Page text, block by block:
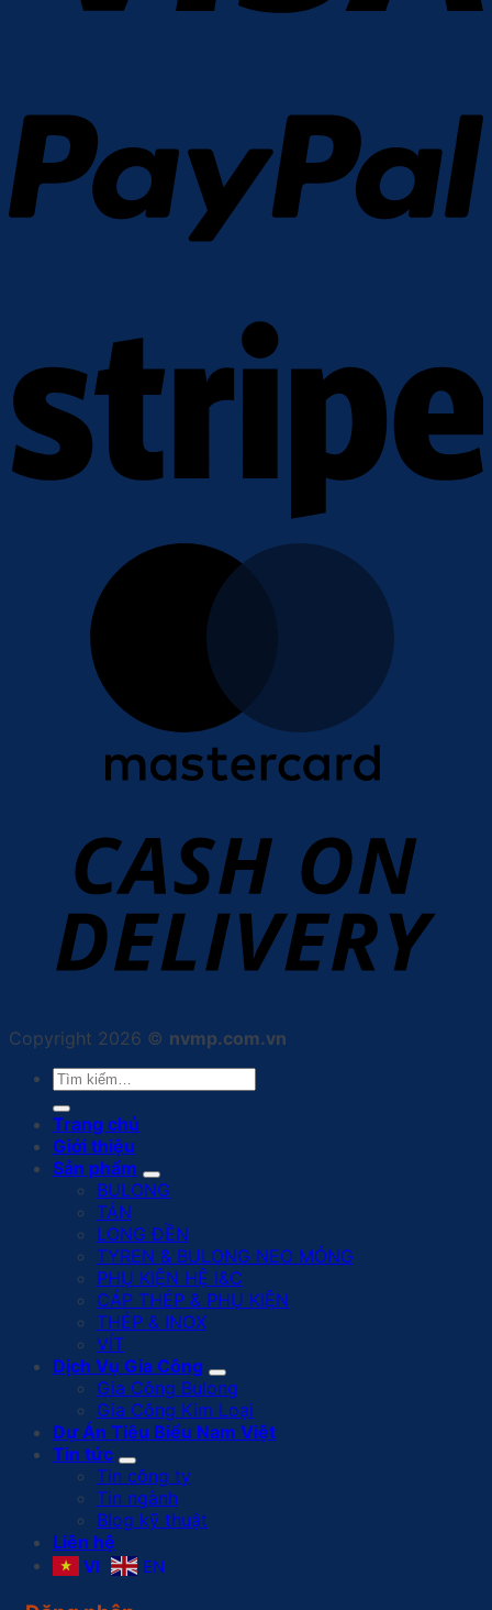
Copyright 2026 © nvmp.com.vn
Tìm
Trang chủ
Giới thiệu
Sản phẩm
BULONG
TÁN
LONG ĐỀN
TYREN & BULONG NEO MÓNG
PHỤ KIỆN HỆ I&C
CÁP THÉP & PHỤ KIỆN
THÉP & INOX
VÍT
Dịch Vụ Gia Công
Gia Công Bulong
Gia Công Kim Loại
Dự Án Tiêu Biểu Nam Việt
Tin tức
Tin công ty
Tin ngành
Blog kỹ thuật
Liên hệ
VI EN